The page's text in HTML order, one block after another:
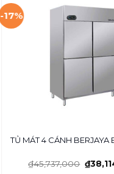
-17%
TỦ MÁT 4 CÁNH
₫45,737,000 ₫